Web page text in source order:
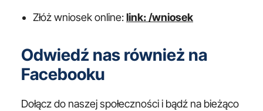
Złóż wniosek online:link: /wniosek
Odwiedź nas również na
Facebooku
Dołącz do naszej społeczności i bądź na bieżąco